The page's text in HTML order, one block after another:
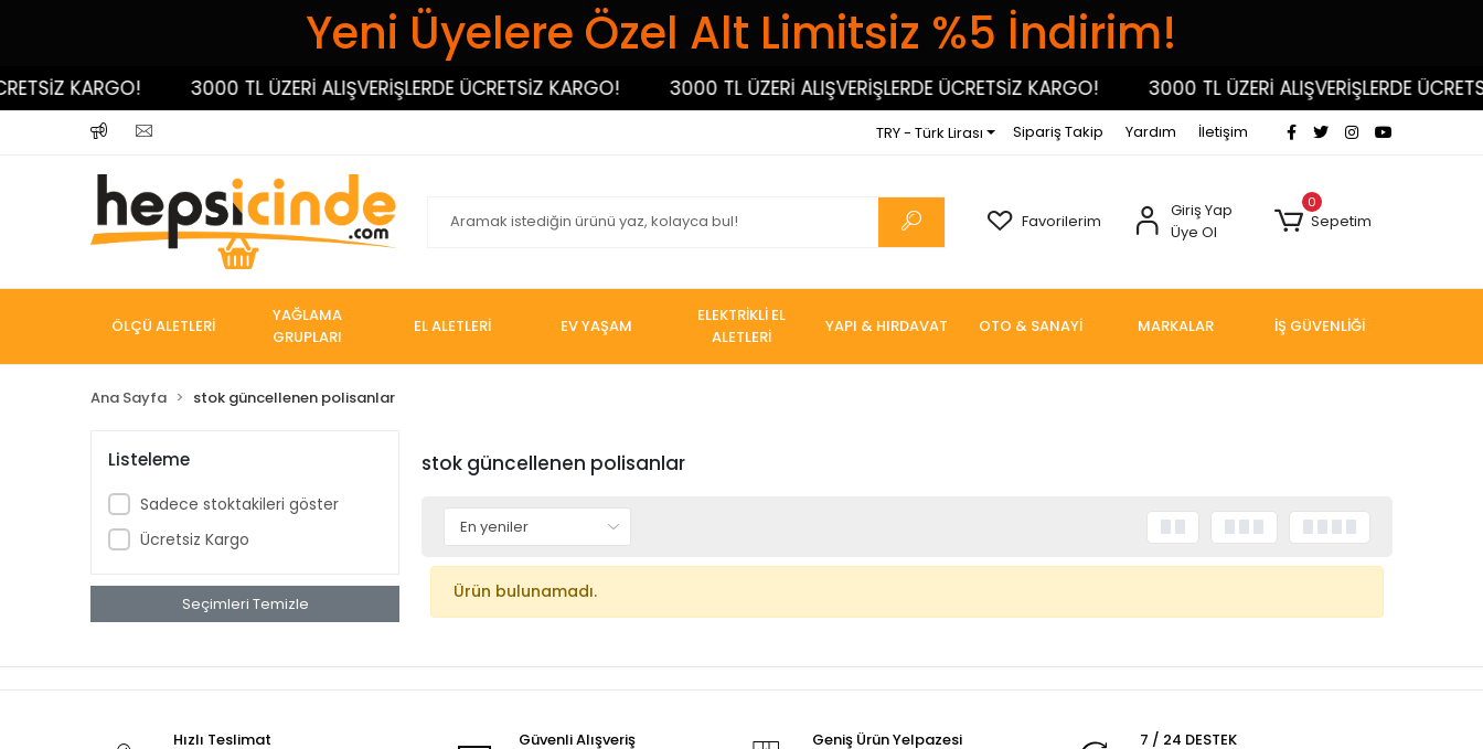
Yeni Üyelere Özel Alt Limitsiz %5 İndirim!
KARGO! 3000 TL ÜZERİ ALIŞVERİŞLERDE ÜCRETSİZ KARGO! 3000 TL ÜZERİ ALIŞVERİŞLERDE ÜCRETSİZ KARGO! 3000 TL ÜZERİ ALIŞVERİŞLERDE
TRY - Türk Lirası Sipariş Takip Yardım İletişim
Favorilerim
Giriş Yap
Üye Ol
0
Sepetim
ÖLÇÜ ALETLERİ
YAĞLAMA
GRUPLARI
EL ALETLERİ EV YAŞAM
ELEKTRİKLİ EL
ALETLERİ
YAPI & HIRDAVAT OTO & SANAYİ MARKALAR İŞ GÜVENLİĞİ
Ana Sayfa stok güncellenen polisanlar
Listeleme
Sadece stoktakileri göster
Ücretsiz Kargo
Seçimleri Temizle
stok güncellenen polisanlar
Ürün bulunamadı.
Hızlı Teslimat Güvenli Alışveriş Geniş Ürün Yelpazesi 7 / 24 DESTEK